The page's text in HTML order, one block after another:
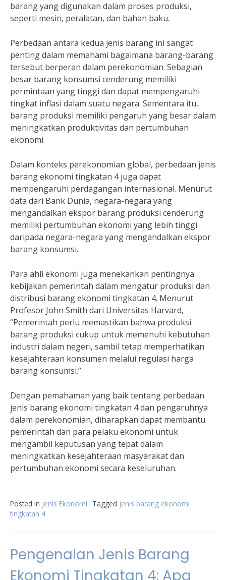
barang yang digunakan dalam proses produksi,
seperti mesin, peralatan, dan bahan baku.
Perbedaan antara kedua jenis barang ini sangat
penting dalam memahami bagaimana barang-barang
tersebut berperan dalam perekonomian. Sebagian
besar barang konsumsi cenderung memiliki
permintaan yang tinggi dan dapat mempengaruhi
tingkat inflasi dalam suatu negara. Sementara itu,
barang produksi memiliki pengaruh yang besar dalam
meningkatkan produktivitas dan pertumbuhan
ekonomi.
Dalam konteks perekonomian global, perbedaan jenis
barang ekonomi tingkatan 4 juga dapat
mempengaruhi perdagangan internasional. Menurut
data dari Bank Dunia, negara-negara yang
mengandalkan ekspor barang produksi cenderung
memiliki pertumbuhan ekonomi yang lebih tinggi
daripada negara-negara yang mengandalkan ekspor
barang konsumsi.
Para ahli ekonomi juga menekankan pentingnya
kebijakan pemerintah dalam mengatur produksi dan
distribusi barang ekonomi tingkatan 4. Menurut
Profesor John Smith dari Universitas Harvard,
“Pemerintah perlu memastikan bahwa produksi
barang produksi cukup untuk memenuhi kebutuhan
industri dalam negeri, sambil tetap memperhatikan
kesejahteraan konsumen melalui regulasi harga
barang konsumsi.”
Dengan pemahaman yang baik tentang perbedaan
jenis barang ekonomi tingkatan 4 dan pengaruhnya
dalam perekonomian, diharapkan dapat membantu
pemerintah dan para pelaku ekonomi untuk
mengambil keputusan yang tepat dalam
meningkatkan kesejahteraan masyarakat dan
pertumbuhan ekonomi secara keseluruhan.
Posted in Jenis Ekonomi Tagged jenis barang ekonomi
tingkatan 4
Pengenalan Jenis Barang
Ekonomi Tingkatan 4: Apa